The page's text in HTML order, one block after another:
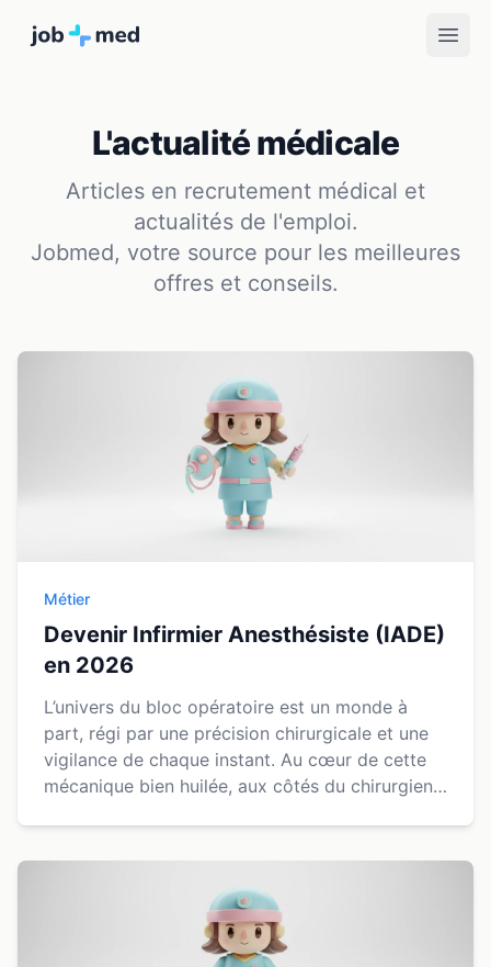
L'actualité médicale
Articles en recrutement médical et
actualités de l'emploi.
Jobmed, votre source pour les meilleures
offres et conseils.
Métier
Devenir Infirmier Anesthésiste (IADE)
en 2026
L’univers du bloc opératoire est un monde à
part, régi par une précision chirurgicale et une
vigilance de chaque instant. Au cœur de cette
mécanique bien huilée, aux côtés du chirurgien